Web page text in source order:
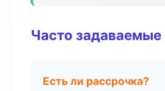
Часто
Есть ли рассрочка?